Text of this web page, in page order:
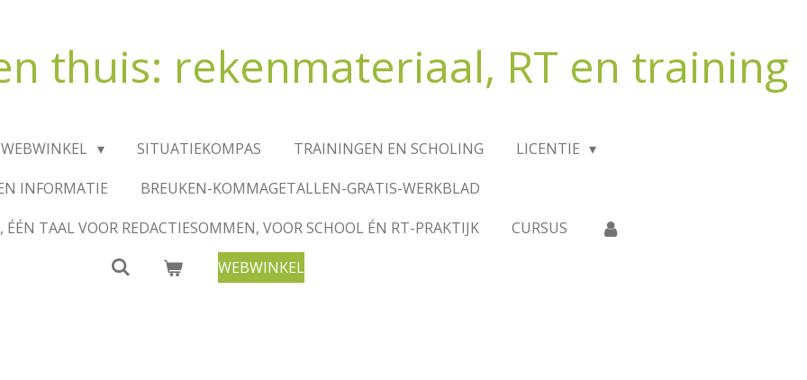
thuis: rekenmateriaal, RT en training
WEBWINKEL SITUATIEKOMPAS TRAININGEN EN SCHOLING
LICENTIE
INFORMATIE
BREUKEN-KOMMAGETALLEN-GRATIS-WERKBLAD
TAAL VOOR REDACTIESOMMEN, VOOR SCHOOL ÉN RT-PRAKTIJK
CURSUS
WEBWINKEL